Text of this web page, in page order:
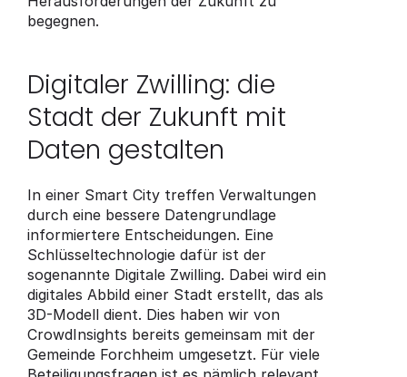
begegnen.
Digitaler Zwilling: die
Stadt der Zukunft mit
Daten gestalten
In einer Smart City treffen Verwaltungen
durch eine bessere Datengrundlage
informiertere Entscheidungen. Eine
Schlüsseltechnologie dafür ist der
sogenannte Digitale Zwilling. Dabei wird ein
digitales Abbild einer Stadt erstellt, das als
3D-Modell dient. Dies haben wir von
CrowdInsights bereits gemeinsam mit der
Gemeinde Forchheim umgesetzt. Für viele